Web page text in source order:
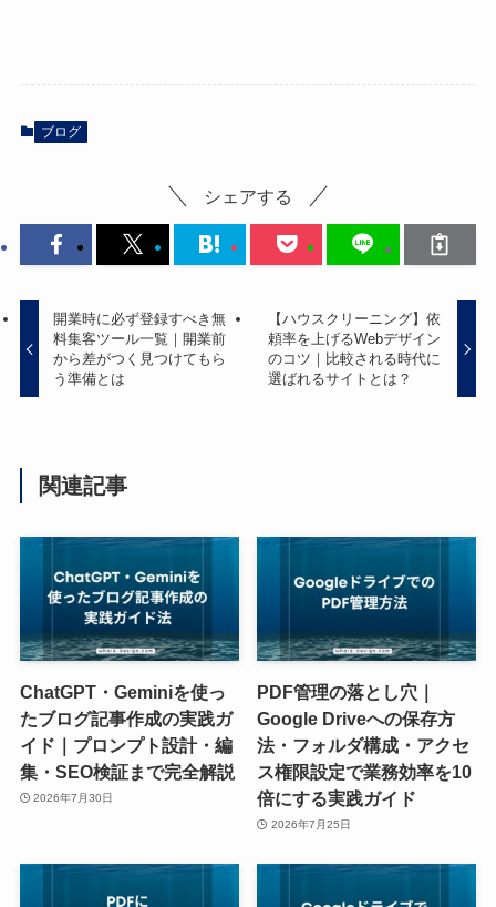
ブログ
シェアする
開業時に必ず登録すべき無
料集客ツール一覧｜開業前
から差がつく見つけてもら
う準備とは
【ハウスクリーニング】依
頼率を上げるWebデザイン
のコツ｜比較される時代に
選ばれるサイトとは？
関連記事
ChatGPT・Geminiを使っ
たブログ記事作成の実践ガ
イド｜プロンプト設計・編
集・SEO検証まで完全解説
2026年7月30日
PDF管理の落とし穴｜
Google Driveへの保存方
法・フォルダ構成・アクセ
ス権限設定で業務効率を10
倍にする実践ガイド
2026年7月25日